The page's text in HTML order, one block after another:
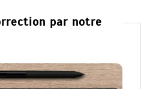
par notre